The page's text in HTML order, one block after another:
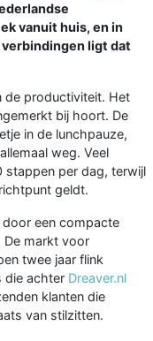
vanuit huis, en in
ligt dat
de productiviteit. Het
bij hoort. De
in de lunchpauze,
weg. Veel
per dag, terwijl
geldt.
een compacte
De markt voor
twee jaar flink
die achter Dreaver.nl
klanten die
van stilzitten.